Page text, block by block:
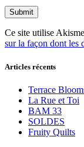
Ce site utilise
sur la façon dont les
Articles récents
Terrace
La Rue et Toi
BAM 33
SOLDES
Fruity Quilts